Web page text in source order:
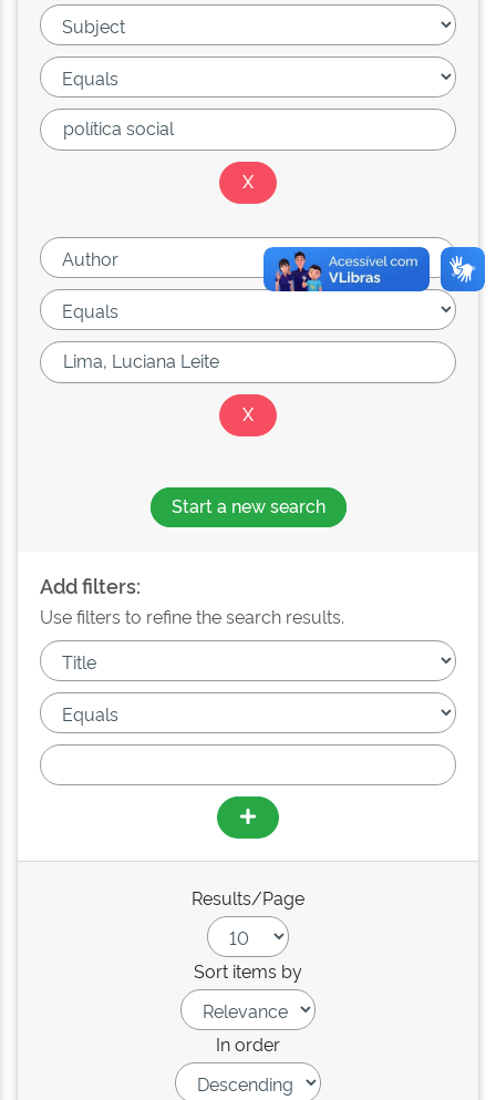
Start a new search
Add filters:
Use filters to refine the search results.
Results/Page
Sort items by
In order